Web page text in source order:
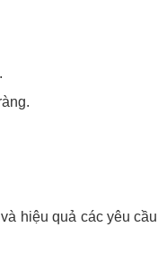
hiệu quả các yêu cầu